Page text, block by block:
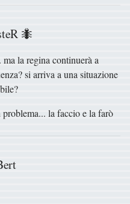
🐜
la regina continuerà a
si arriva a una situazione
la faccio e la farò